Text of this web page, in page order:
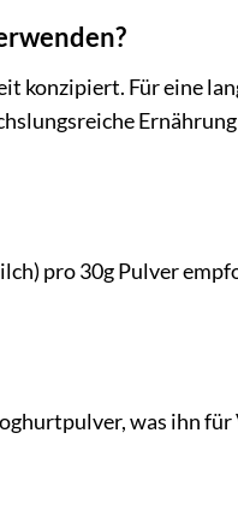
konzipiert. Für eine
pro 30g Pulver
was ihn für